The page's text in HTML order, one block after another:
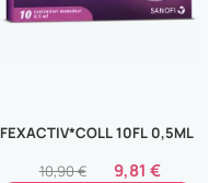
FEXACTIV*COLL 10FL 0,5ML
9,81 €
10,90 €